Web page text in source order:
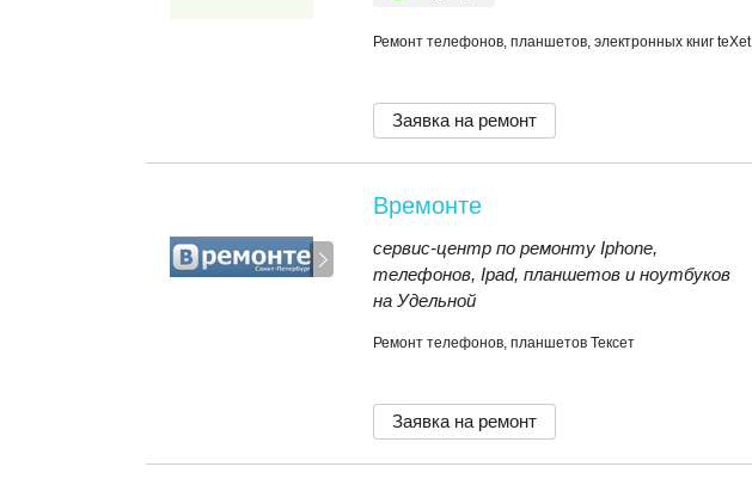
Ремонт телефонов, планшетов, электронных книг teXet
Заявка на ремонт
Времонте
сервис-центр по ремонту Iphone,
телефонов, Ipad, планшетов и ноутбуков
на Удельной
Ремонт телефонов, планшетов Тексет
Заявка на ремонт